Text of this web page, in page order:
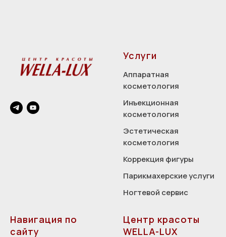
Услуги
Аппаратная
косметология
Инъекционная
косметология
Эстетическая
косметология
Коррекция фигуры
Парикмахерские услуги
Ногтевой сервис
Навигация по
сайту
Центр красоты
WELLA-LUX